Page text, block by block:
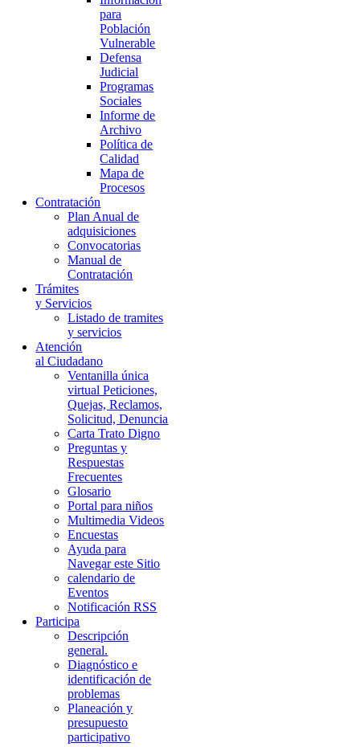
para
Población
Vulnerable
Defensa
Judicial
Programas
Sociales
Informe de
Archivo
Política de
Calidad
Mapa de
Procesos
Contratación
Plan Anual de
adquisiciones
Convocatorias
Manual de
Contratación
Trámites
y Servicios
Listado de tramites
y servicios
Atención
al Ciudadano
Ventanilla única
virtual Peticiones,
Quejas, Reclamos,
Solicitud, Denuncia
Carta Trato Digno
Preguntas y
Respuestas
Frecuentes
Glosario
Portal para niños
Multimedia Videos
Encuestas
Ayuda para
Navegar este Sitio
calendario de
Eventos
Notificación RSS
Participa
Descripción
general.
Diagnóstico e
identificación de
problemas
Planeación y
presupuesto
participativo